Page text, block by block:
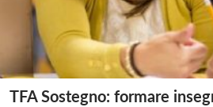
TFA Sostegno: formare